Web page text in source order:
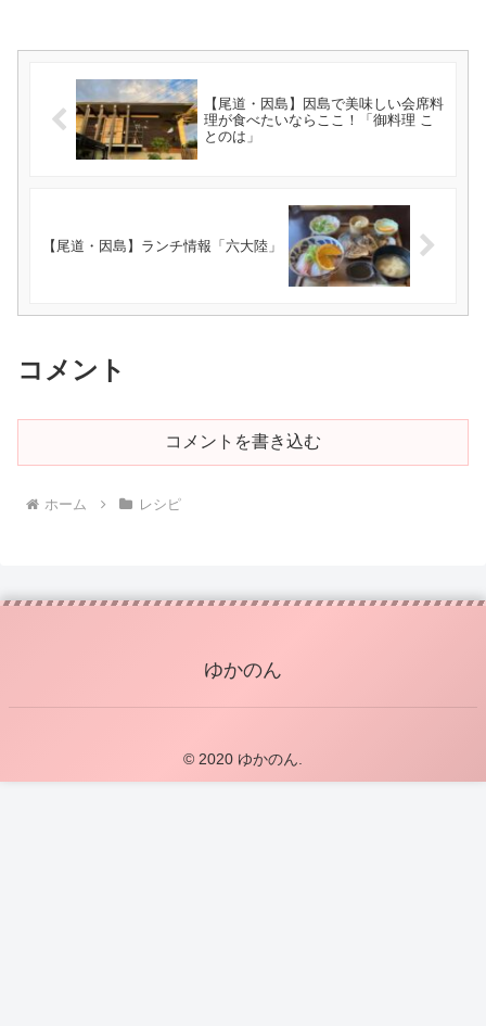
【尾道・因島】因島で美味しい会席料
理が食べたいならここ！「御料理 こ
とのは」
【尾道・因島】ランチ情報「六大陸」
コメント
コメントを書き込む
ホーム レシピ
ゆかのん
© 2020 ゆかのん.